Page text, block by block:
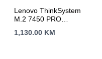
Lenovo ThinkSystem
M.2 7450 PRO
Intensive NVMe PCIe
1,130.00 KM